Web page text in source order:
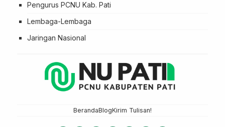
Pengurus PCNU Kab. Pati
Lembaga-Lembaga
Jaringan Nasional
BerandaBlogKirim Tulisan!